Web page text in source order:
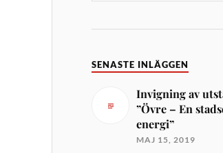
SENASTE INLÄGGEN
Invigning av
”Övre – En
energi”
MAJ 15, 2019